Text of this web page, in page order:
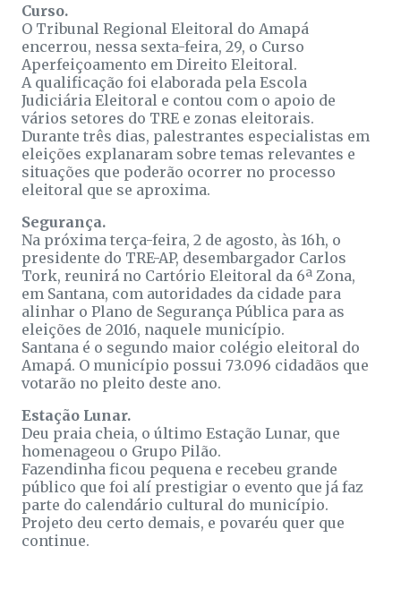
Curso.
O Tribunal Regional Eleitoral do Amapá
encerrou, nessa sexta-feira, 29, o Curso
Aperfeiçoamento em Direito Eleitoral.
A qualificação foi elaborada pela Escola
Judiciária Eleitoral e contou com o apoio de
vários setores do TRE e zonas eleitorais.
Durante três dias, palestrantes especialistas em
eleições explanaram sobre temas relevantes e
situações que poderão ocorrer no processo
eleitoral que se aproxima.
Segurança.
Na próxima terça-feira, 2 de agosto, às 16h, o
presidente do TRE-AP, desembargador Carlos
Tork, reunirá no Cartório Eleitoral da 6ª Zona,
em Santana, com autoridades da cidade para
alinhar o Plano de Segurança Pública para as
eleições de 2016, naquele município.
Santana é o segundo maior colégio eleitoral do
Amapá. O município possui 73.096 cidadãos que
votarão no pleito deste ano.
Estação Lunar.
Deu praia cheia, o último Estação Lunar, que
homenageou o Grupo Pilão.
Fazendinha ficou pequena e recebeu grande
público que foi alí prestigiar o evento que já faz
parte do calendário cultural do município.
Projeto deu certo demais, e povaréu quer que
continue.